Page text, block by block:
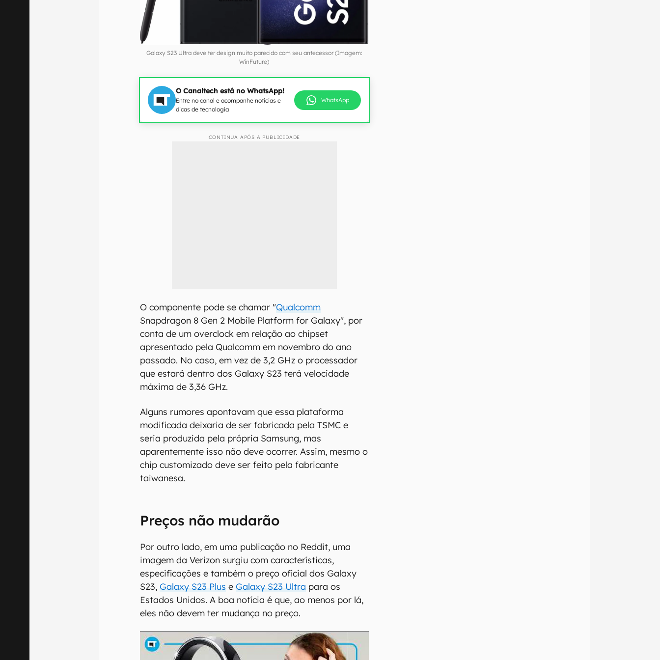
Galaxy S23 Ultra deve ter design muito parecido com seu antecessor (Imagem:
WinFuture)
O Canaltech está no WhatsApp!
Entre no canal e acompanhe notícias e
dicas de tecnologia
WhatsApp
CONTINUA APÓS A PUBLICIDADE
O componente pode se chamar "Qualcomm
Snapdragon 8 Gen 2 Mobile Platform for Galaxy", por
conta de um overclock em relação ao chipset
apresentado pela Qualcomm em novembro do ano
passado. No caso, em vez de 3,2 GHz o processador
que estará dentro dos Galaxy S23 terá velocidade
máxima de 3,36 GHz.
Alguns rumores apontavam que essa plataforma
modificada deixaria de ser fabricada pela TSMC e
seria produzida pela própria Samsung, mas
aparentemente isso não deve ocorrer. Assim, mesmo o
chip customizado deve ser feito pela fabricante
taiwanesa.
Preços não mudarão
Por outro lado, em uma publicação no Reddit, uma
imagem da Verizon surgiu com características,
especificações e também o preço oficial dos Galaxy
S23,Galaxy S23 Plus eGalaxy S23 Ultra para os
Estados Unidos. A boa notícia é que, ao menos por lá,
eles não devem ter mudança no preço.